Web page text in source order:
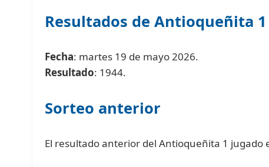
Resultados de Antioqueñita 1
Fecha: martes 19 de mayo 2026.
Resultado: 1944.
Sorteo anterior
El resultado anterior del Antioqueñita 1 jugado